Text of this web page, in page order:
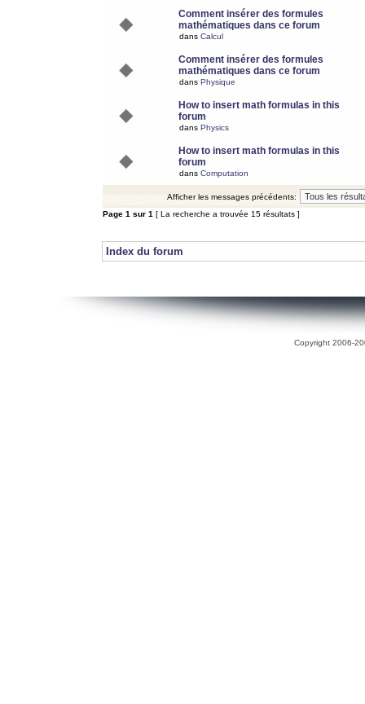
Comment insérer des formules
mathématiques dans ce forum
dans Calcul
Comment insérer des formules
mathématiques dans ce forum
dans Physique
How to insert math formulas in this
forum
dans Physics
How to insert math formulas in this
forum
dans Computation
Afficher les messages précédents:
Page 1 sur 1 [ La recherche a trouvée 15 résultats ]
Index du forum
Copyright 2006-